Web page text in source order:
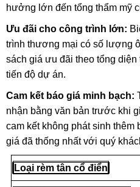
hưởng lớn đến tổng thẩm mỹ
Ưu đãi cho công trình lớn:
trình thương mại có số lượng
sách giá ưu đãi theo tổng
tiến độ dự án.
Cam kết báo giá minh bạch:
nhận bằng văn bản trước khi
cam kết không phát sinh thêm
giá đã thống nhất với quý
Loại rèm tân cổ điển